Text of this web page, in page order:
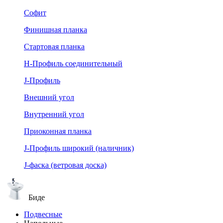
Софит
Финишная планка
Стартовая планка
Н-Профиль соединительный
J-Профиль
Внешний угол
Внутренний угол
Приоконная планка
J-Профиль широкий (наличник)
J-фаска (ветровая доска)
Биде
Подвесные